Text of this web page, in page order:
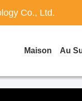
Co., Ltd.
Maison Au